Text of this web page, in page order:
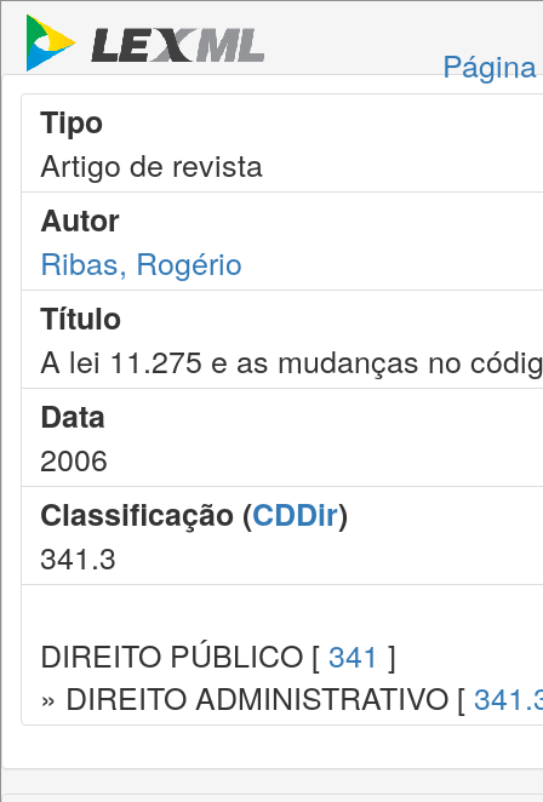
Tipo
Artigo de revista
Autor
Ribas, Rogério
Título
A lei 11.275 e as mudanças no
Data
2006
Classificação (CDDir)
341.3
DIREITO PÚBLICO [ 341 ]
» DIREITO ADMINISTRATIVO [